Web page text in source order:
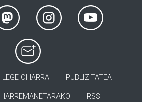
LEGE OHARRA PUBLIZITATEA
HARREMANETARAKO RSS